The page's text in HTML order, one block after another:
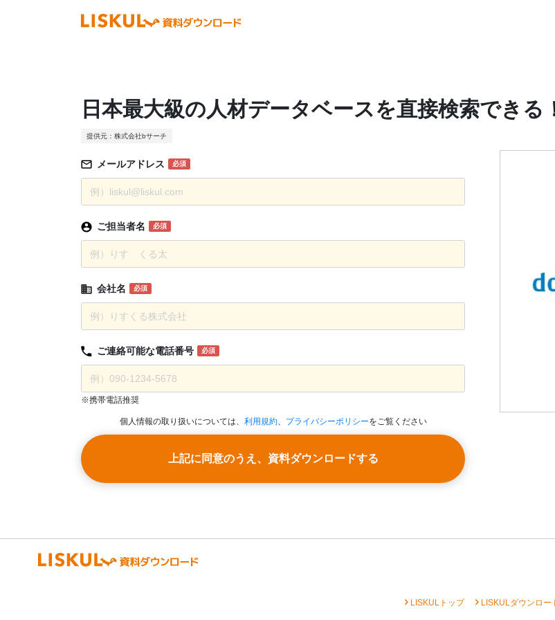
日本最大級の人材データベースを直接検索できる
提供元：株式会社bサーチ
メールアドレス 必須
ご担当者名 必須
会社名 必須
ご連絡可能な電話番号 必須
※携帯電話推奨
個人情報の取り扱いについては、 利用規約、 プライバシーポリシーをご覧ください
上記に同意のうえ、資料ダウンロードする
chevron_rightLISKULトップ chevron_rightLISKULダウンロー